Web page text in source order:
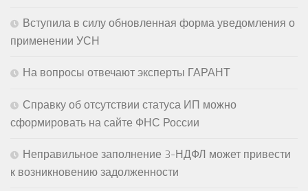
Вступила в силу обновленная форма уведомления о
применении УСН
На вопросы отвечают эксперты ГАРАНТ
Справку об отсутствии статуса ИП можно
сформировать на сайте ФНС России
Неправильное заполнение 3-НДФЛ может привести
к возникновению задолженности